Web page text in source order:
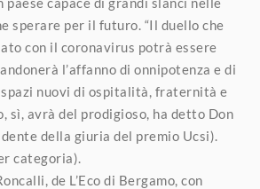
sperare per il futuro. “Il duello che
con il coronavirus potrà essere
l’affanno di onnipotenza e di
nuovi di ospitalità, fraternità e
sì, avrà del prodigioso, ha detto Don
della giuria del premio Ucsi).
categoria).
de L’Eco di Bergamo, con